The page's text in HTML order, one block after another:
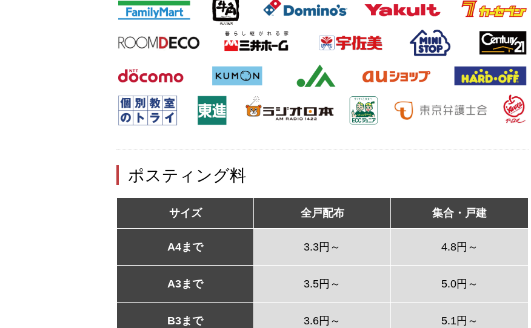
ポスティング料
サイズ 全戸配布 集合・戸建
A4まで 3.3円～ 4.8円～
A3まで 3.5円～ 5.0円～
B3まで 3.6円～ 5.1円～